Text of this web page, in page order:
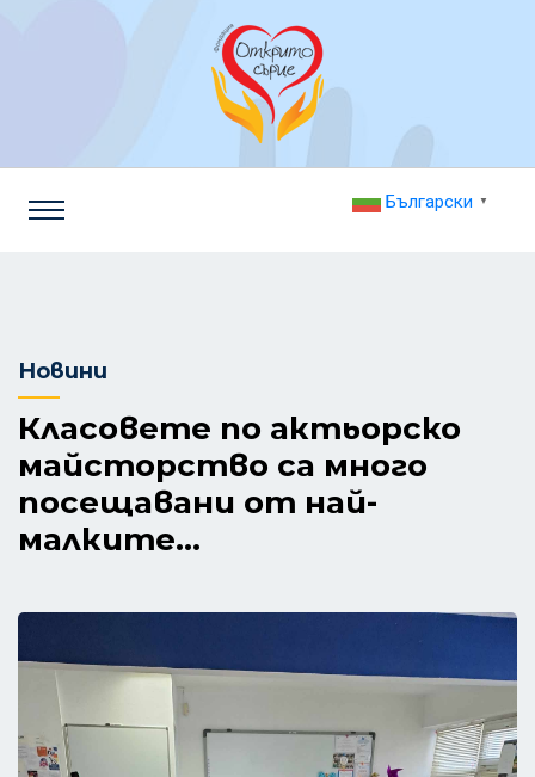
Български ▼
Новини
Класовете по актьорско
майсторство са много
посещавани от най-
малките...